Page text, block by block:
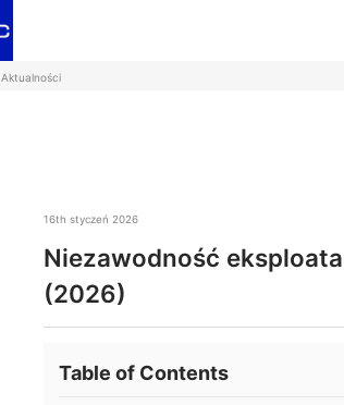
Aktualności
16th styczeń 2026
Niezawodność
(2026)
Table of Contents